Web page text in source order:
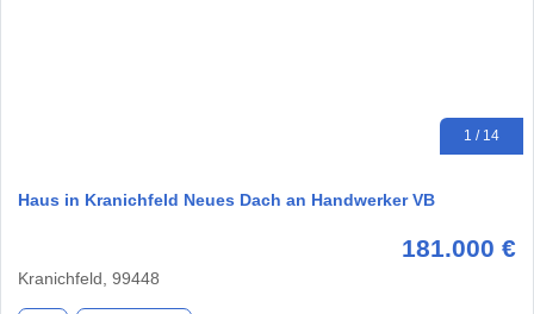
1 / 14
Haus in Kranichfeld Neues Dach an Handwerker VB
181.000 €
Kranichfeld, 99448